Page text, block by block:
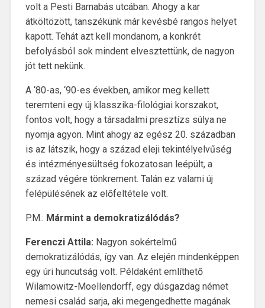
volt a Pesti Barnabás utcában. Ahogy a kar
átköltözött, tanszékünk már kevésbé rangos helyet
kapott. Tehát azt kell mondanom, a konkrét
befolyásból sok mindent elvesztettünk, de nagyon
jót tett nekünk.
A ‘80-as, ‘90-es években, amikor meg kellett
teremteni egy új klasszika-filológiai korszakot,
fontos volt, hogy a társadalmi presztízs súlya ne
nyomja agyon. Mint ahogy az egész 20. században
is az látszik, hogy a század eleji tekintélyelvűség
és intézményesültség fokozatosan leépült, a
század végére tönkrement. Talán ez valami új
felépülésének az előfeltétele volt.
P.M.: Mármint a demokratizálódás?
Ferenczi Attila: Nagyon sokértelmű
demokratizálódás, így van. Az elején mindenképpen
egy úri huncutság volt. Példaként említhető
Wilamowitz-Moellendorff, egy dúsgazdag német
nemesi család sarja, aki megengedhette magának